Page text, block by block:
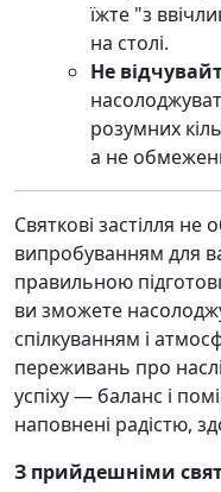
їжте "з
на столі.
Не
розумних
а не
Святкові застілля не
випробуванням для
правильною
ви зможете
спілкуванням і
переживань про
успіху — баланс і
наповнені радістю,
З прийдешніми